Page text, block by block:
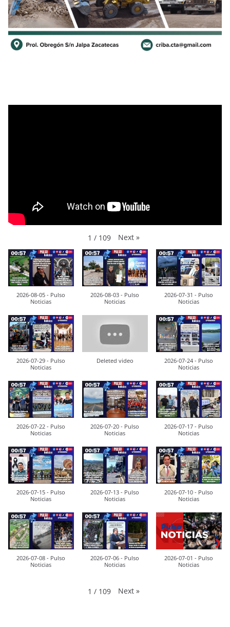
1 / 109 Next »
2026-08-05 - Pulso
Noticias
2026-08-03 - Pulso
Noticias
2026-07-31 - Pulso
Noticias
2026-07-29 - Pulso
Noticias
Deleted video
2026-07-24 - Pulso
Noticias
2026-07-22 - Pulso
Noticias
2026-07-20 - Pulso
Noticias
2026-07-17 - Pulso
Noticias
2026-07-15 - Pulso
Noticias
2026-07-13 - Pulso
Noticias
2026-07-10 - Pulso
Noticias
2026-07-08 - Pulso
Noticias
2026-07-06 - Pulso
Noticias
2026-07-01 - Pulso
Noticias
1 / 109 Next »